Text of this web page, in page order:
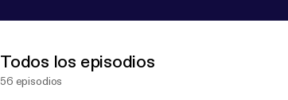
Todos los episodios
56 episodios